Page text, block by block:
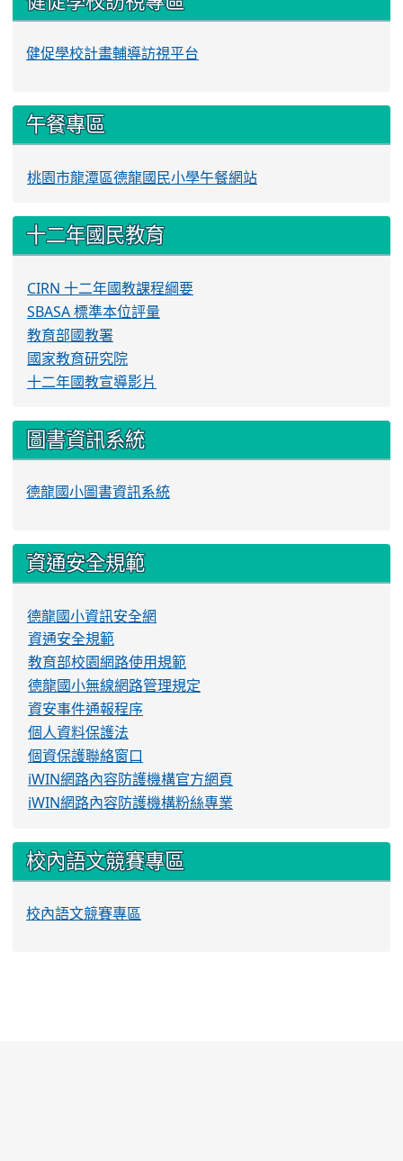
健促學校計畫輔導訪視平台
午餐專區
桃園市龍潭區德龍國民小學午餐網站
十二年國民教育
CIRN 十二年國教課程綱要
SBASA 標準本位評量
教育部國教署
國家教育研究院
十二年國教宣導影片
圖書資訊系統
德龍國小圖書資訊系統
資通安全規範
德龍國小資訊安全網
資通安全規範
教育部校園網路使用規範
德龍國小無線網路管理規定
資安事件通報程序
個人資料保護法
個資保護聯絡窗口
iWIN網路內容防護機構官方網頁
iWIN網路內容防護機構粉絲專業
校內語文競賽專區
校內語文競賽專區